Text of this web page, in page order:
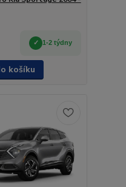
1-2 týdny
košíku